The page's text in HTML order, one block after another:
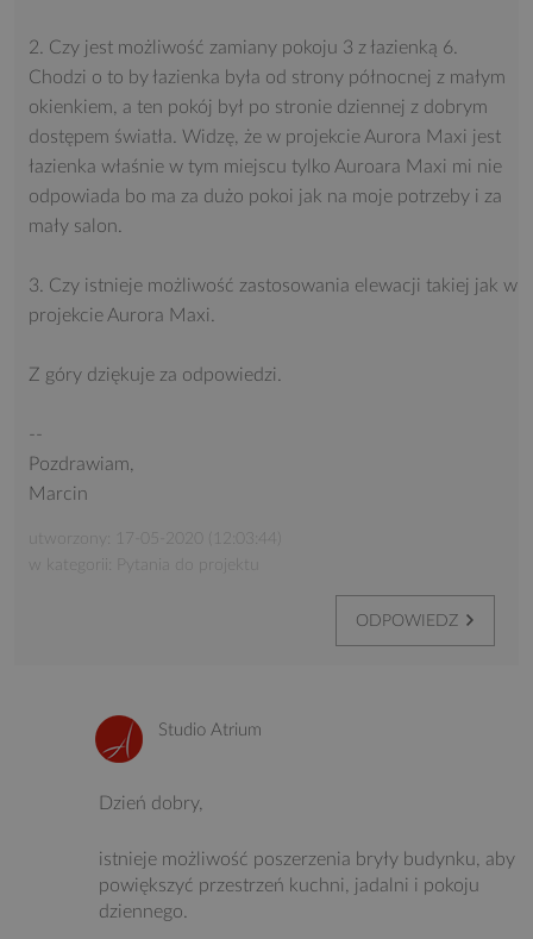
2. Czy jest możliwość zamiany pokoju 3 z łazienką 6.
Chodzi o to by łazienka była od strony północnej z małym
okienkiem, a ten pokój był po stronie dziennej z dobrym
dostępem światła. Widzę, że w projekcie Aurora Maxi jest
łazienka właśnie w tym miejscu tylko Auroara Maxi mi nie
odpowiada bo ma za dużo pokoi jak na moje potrzeby i za
mały salon.
3. Czy istnieje możliwość zastosowania elewacji takiej jak w
projekcie Aurora Maxi.
Z góry dziękuje za odpowiedzi.
--
Pozdrawiam,
Marcin
utworzony: 17-05-2020 (12:03:44)
w kategorii: Pytania do projektu
ODPOWIEDZ
Studio Atrium
Dzień dobry,
istnieje możliwość poszerzenia bryły budynku, aby
powiększyć przestrzeń kuchni, jadalni i pokoju
dziennego.